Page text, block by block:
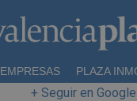
EMPRESAS PLAZA
+ Seguir en Google